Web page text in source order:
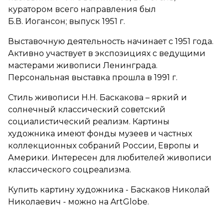
куратором всего направления был
Б.В. Иогансон; выпуск 1951 г.
Выставочную деятельность начинает с 1951 года.
Активно участвует в экспозициях с ведущими
мастерами живописи Ленинграда.
Персональная выставка прошла в 1991 г.
Стиль живописи Н.Н. Баскакова – яркий и
солнечный классический советский
социалистический реализм. Картины
художника имеют фонды музеев и частных
коллекционных собраний России, Европы и
Америки. Интересен для любителей живописи
классического соцреализма.
Купить картину художника - Баскаков Николай
Николаевич - можно на ArtGlobe.